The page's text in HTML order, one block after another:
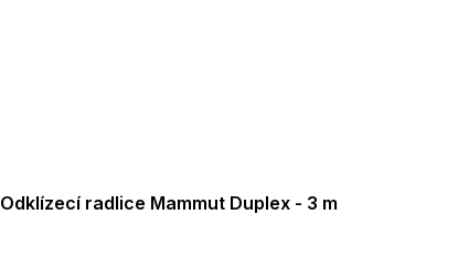
Odklízecí radlice Mammut Duplex - 3 m